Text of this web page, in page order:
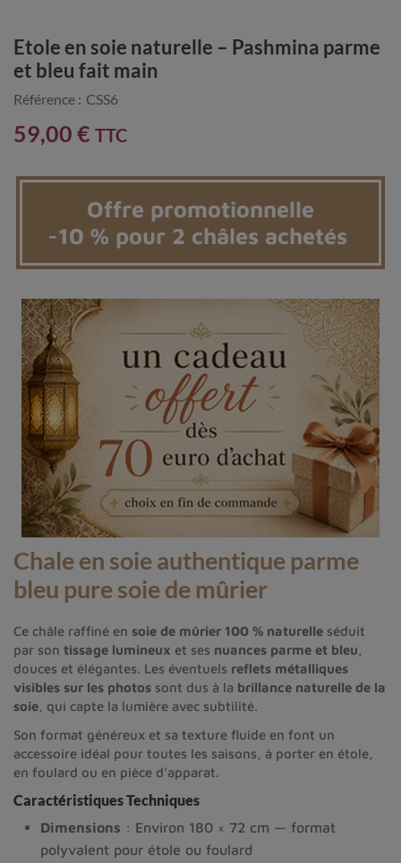
Etole en soie naturelle – Pashmina parme
et bleu fait main
Référence : CSS6
59,00 € TTC
Offre promotionnelle
-10 % pour 2 châles achetés
Chale en soieauthentique parme
bleu pure soie de mûrier
Ce châle raffiné en soie de mûrier 100 % naturelle séduit
par son tissage lumineux et ses nuances parme et bleu
douces et élégantes. Les éventuels reflets métalliques
visibles sur les photos sont dus à la brillance naturelle de la
soie , qui capte la lumière avec subtilité.
Son format généreux et sa texture fluide en font un
accessoire idéal pour toutes les saisons, à porter en étole,
en foulard ou en pièce d’apparat.
Caractéristiques Techniques
Dimensions : Environ 180 × 72 cm — format
polyvalent pour étole ou foulard